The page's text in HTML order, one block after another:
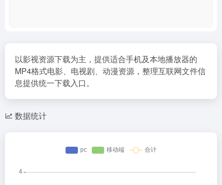
以影视资源下载为主，提供适合手机及本地播放器的
MP4格式电影、电视剧、动漫资源，整理互联网文件信
息提供统一下载入口。
数据统计